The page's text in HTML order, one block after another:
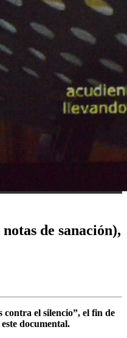
de sanación),
el silencio”, el fin de
documental.